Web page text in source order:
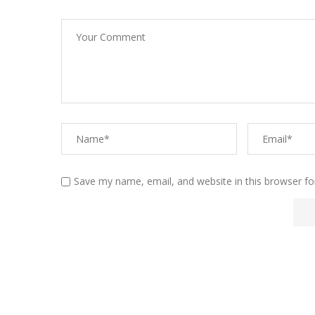
Save my name, email, and website in this browser